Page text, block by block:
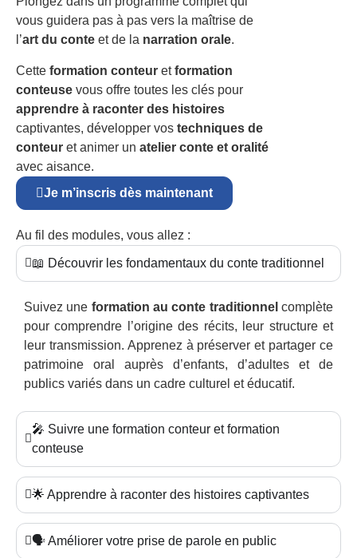
vous guidera pas à pas vers la maîtrise de
l’art du conte et de la narration orale.
Cette formation conteur etformation
conteuse vous offre toutes les clés pour
apprendre à raconter des histoires
captivantes, développer vos techniques de
conteur et animer un atelier conte et oralité
avec aisance.
Je m’inscris dès maintenant
Au fil des modules, vous allez :
📖 Découvrir les fondamentaux du conte traditionnel
Suivez une formation au conte traditionnel complète
pour comprendre l’origine des récits, leur structure et
leur transmission. Apprenez à préserver et partager ce
patrimoine oral auprès d’enfants, d’adultes et de
publics variés dans un cadre culturel et éducatif.
🎤 Suivre une formation conteur et formation
conteuse
🌟 Apprendre à raconter des histoires captivantes
🗣️ Améliorer votre prise de parole en public